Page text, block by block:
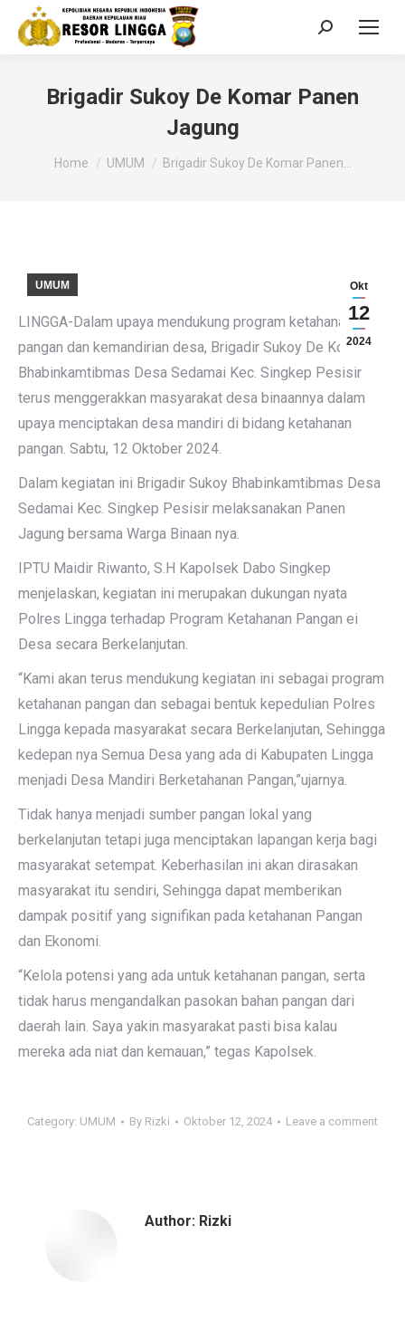
Search:
Brigadir Sukoy De Komar Panen
Jagung
You are here:
Home UMUM Brigadir Sukoy De Komar Panen…
Okt
12
2024
UMUM
LINGGA-Dalam upaya mendukung program ketahanan
pangan dan kemandirian desa, Brigadir Sukoy De Komar
Bhabinkamtibmas Desa Sedamai Kec. Singkep Pesisir
terus menggerakkan masyarakat desa binaannya dalam
upaya menciptakan desa mandiri di bidang ketahanan
pangan. Sabtu, 12 Oktober 2024.
Dalam kegiatan ini Brigadir Sukoy Bhabinkamtibmas Desa
Sedamai Kec. Singkep Pesisir melaksanakan Panen
Jagung bersama Warga Binaan nya.
IPTU Maidir Riwanto, S.H Kapolsek Dabo Singkep
menjelaskan, kegiatan ini merupakan dukungan nyata
Polres Lingga terhadap Program Ketahanan Pangan ei
Desa secara Berkelanjutan.
“Kami akan terus mendukung kegiatan ini sebagai program
ketahanan pangan dan sebagai bentuk kepedulian Polres
Lingga kepada masyarakat secara Berkelanjutan, Sehingga
kedepan nya Semua Desa yang ada di Kabupaten Lingga
menjadi Desa Mandiri Berketahanan Pangan,”ujarnya.
Tidak hanya menjadi sumber pangan lokal yang
berkelanjutan tetapi juga menciptakan lapangan kerja bagi
masyarakat setempat. Keberhasilan ini akan dirasakan
masyarakat itu sendiri, Sehingga dapat memberikan
dampak positif yang signifikan pada ketahanan Pangan
dan Ekonomi.
“Kelola potensi yang ada untuk ketahanan pangan, serta
tidak harus mengandalkan pasokan bahan pangan dari
daerah lain. Saya yakin masyarakat pasti bisa kalau
mereka ada niat dan kemauan,” tegas Kapolsek.
Category: UMUM By Rizki Oktober 12, 2024 Leave a comment
Author: Rizki